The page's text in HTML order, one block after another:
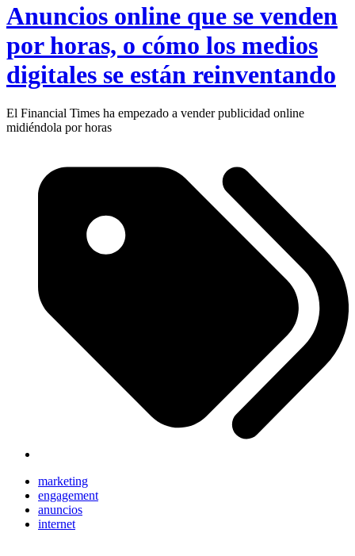
Anuncios online que se venden
por horas, o cómo los medios
digitales se están reinventando
El Financial Times ha empezado a vender publicidad online
midiéndola por horas
marketing
engagement
anuncios
internet